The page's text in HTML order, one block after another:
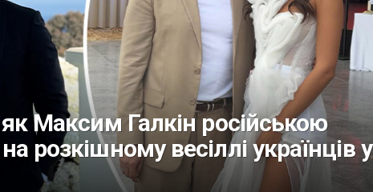
Максим Галкін російською
розкішному весіллі українців у